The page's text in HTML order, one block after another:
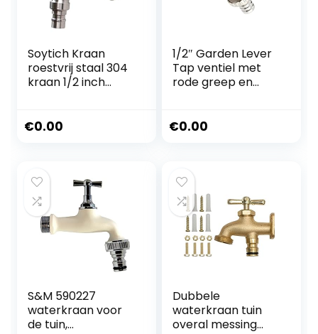
Soytich Kraan
roestvrij staal 304
kraan 1/2 inch
€0.00
1/2″ Garden Lever
Tap ventiel met
rode greep en
BSP draad
€0.00
S&M 590227
waterkraan voor
de tuin,
Dubbele
waterkraan tuin
overal messing